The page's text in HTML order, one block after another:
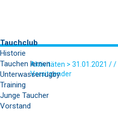
Tauchclub
Historie
Tauchen lernen
Unterwasserrugby
Training
Junge Taucher
Vorstand
Aktivitäten > 31.01.2021 / /
Vorsitzender
GRAFIK-5